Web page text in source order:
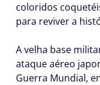
coloridos
para reviver a
A velha base
ataque aéreo
Guerra Mundial,